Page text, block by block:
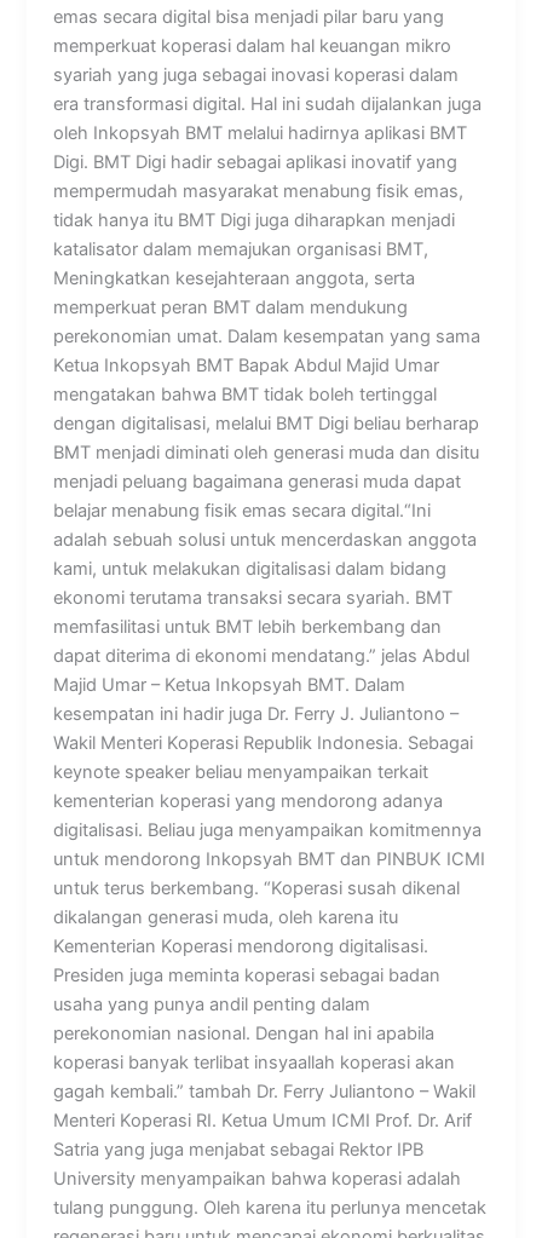
emas secara digital bisa menjadi pilar baru yang
memperkuat koperasi dalam hal keuangan mikro
syariah yang juga sebagai inovasi koperasi dalam
era transformasi digital. Hal ini sudah dijalankan juga
oleh Inkopsyah BMT melalui hadirnya aplikasi BMT
Digi. BMT Digi hadir sebagai aplikasi inovatif yang
mempermudah masyarakat menabung fisik emas,
tidak hanya itu BMT Digi juga diharapkan menjadi
katalisator dalam memajukan organisasi BMT,
Meningkatkan kesejahteraan anggota, serta
memperkuat peran BMT dalam mendukung
perekonomian umat. Dalam kesempatan yang sama
Ketua Inkopsyah BMT Bapak Abdul Majid Umar
mengatakan bahwa BMT tidak boleh tertinggal
dengan digitalisasi, melalui BMT Digi beliau berharap
BMT menjadi diminati oleh generasi muda dan disitu
menjadi peluang bagaimana generasi muda dapat
belajar menabung fisik emas secara digital.“Ini
adalah sebuah solusi untuk mencerdaskan anggota
kami, untuk melakukan digitalisasi dalam bidang
ekonomi terutama transaksi secara syariah. BMT
memfasilitasi untuk BMT lebih berkembang dan
dapat diterima di ekonomi mendatang.” jelas Abdul
Majid Umar – Ketua Inkopsyah BMT. Dalam
kesempatan ini hadir juga Dr. Ferry J. Juliantono –
Wakil Menteri Koperasi Republik Indonesia. Sebagai
keynote speaker beliau menyampaikan terkait
kementerian koperasi yang mendorong adanya
digitalisasi. Beliau juga menyampaikan komitmennya
untuk mendorong Inkopsyah BMT dan PINBUK ICMI
untuk terus berkembang. “Koperasi susah dikenal
dikalangan generasi muda, oleh karena itu
Kementerian Koperasi mendorong digitalisasi.
Presiden juga meminta koperasi sebagai badan
usaha yang punya andil penting dalam
perekonomian nasional. Dengan hal ini apabila
koperasi banyak terlibat insyaallah koperasi akan
gagah kembali.” tambah Dr. Ferry Juliantono – Wakil
Menteri Koperasi RI. Ketua Umum ICMI Prof. Dr. Arif
Satria yang juga menjabat sebagai Rektor IPB
University menyampaikan bahwa koperasi adalah
tulang punggung. Oleh karena itu perlunya mencetak